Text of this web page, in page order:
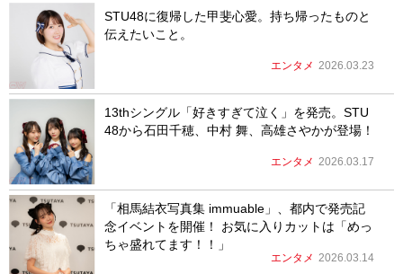
STU48に復帰した甲斐心愛。持ち帰ったものと
伝えたいこと。
エンタメ 2026.03.23
13thシングル「好きすぎて泣く」を発売。STU
48から石田千穂、中村 舞、高雄さやかが登場！
エンタメ 2026.03.17
「相馬結衣写真集 immuable」、都内で発売記
念イベントを開催！ お気に入りカットは「めっ
ちゃ盛れてます！！」
エンタメ 2026.03.14